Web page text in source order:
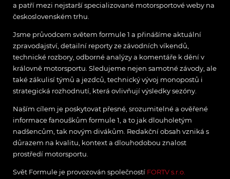
a patří mezi nejstarší specializované motorsportové weby na
československém trhu.
Jsme průvodcem světem formule 1 a přinášíme aktuální
zpravodajství, detailní reporty ze závodních víkendů,
technické rozbory, odborné analýzy a komentáře k dění v
královně motorsportu. Sledujeme nejen samotné závody, ale
také zákulisí týmů a jezdců, technický vývoj monopostů i
strategická rozhodnutí, která ovlivňují výsledky sezóny.
Naším cílem je poskytovat přesné, srozumitelné a ověřené
informace fanouškům formule 1, a to jak dlouholetým
nadšencům, tak novým divákům. Redakční obsah vzniká s
důrazem na kvalitu, kontext a dlouhodobou znalost
prostředí motorsportu.
Svět Formule je provozován společností FORTV s.r.o.